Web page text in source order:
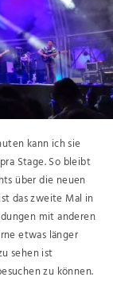
kann ich sie
Stage. So bleibt
über die neuen
das zweite Mal in
mit anderen
etwas länger
sehen ist
zu können.